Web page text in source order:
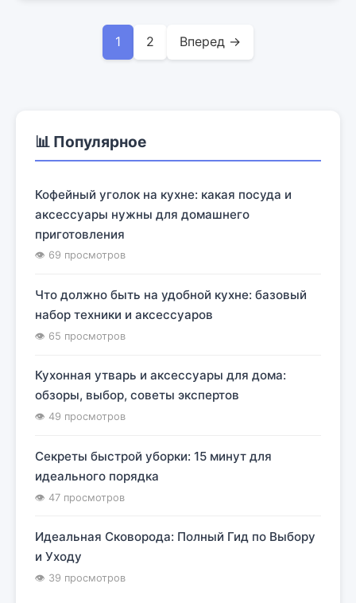
1 2 Вперед →
📊 Популярное
Кофейный уголок на кухне: какая посуда и
аксессуары нужны для домашнего
приготовления
👁 69 просмотров
Что должно быть на удобной кухне: базовый
набор техники и аксессуаров
👁 65 просмотров
Кухонная утварь и аксессуары для дома:
обзоры, выбор, советы экспертов
👁 49 просмотров
Секреты быстрой уборки: 15 минут для
идеального порядка
👁 47 просмотров
Идеальная Сковорода: Полный Гид по Выбору
и Уходу
👁 39 просмотров